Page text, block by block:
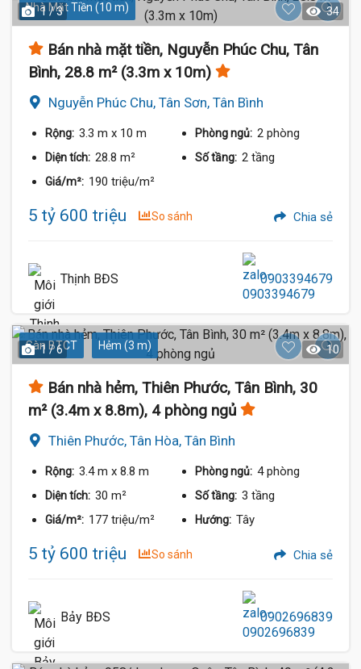
Nhà Mặt Tiền (10 m)
1 / 3 34
Bán nhà mặt tiền, Nguyễn Phúc Chu, Tân
Bình, 28.8 m² (3.3m x 10m)
Nguyễn Phúc Chu, Tân Sơn, Tân Bình
Rộng: 3.3 m x 10 m Phòng ngủ: 2 phòng
Diện tích: 28.8 m² Số tầng: 2 tầng
Giá/m²: 190 triệu/m²
5 tỷ 600 triệu So sánh Chia sẻ
Thịnh BĐS 0903394679
Sàn BTCT Hẻm (3 m)
1 / 6 10
Bán nhà hẻm, Thiên Phước, Tân Bình, 30
m² (3.4m x 8.8m), 4 phòng ngủ
Thiên Phước, Tân Hòa, Tân Bình
Rộng: 3.4 m x 8.8 m Phòng ngủ: 4 phòng
Diện tích: 30 m² Số tầng: 3 tầng
Giá/m²: 177 triệu/m² Hướng: Tây
5 tỷ 600 triệu So sánh Chia sẻ
Bảy BĐS 0902696839